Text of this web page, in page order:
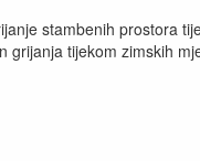
stambenih prostora
grijanja tijekom zimskih